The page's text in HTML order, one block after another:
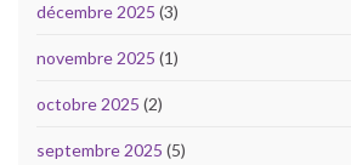
décembre 2025 (3)
novembre 2025 (1)
octobre 2025 (2)
septembre 2025 (5)